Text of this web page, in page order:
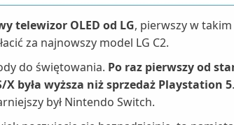
telewizor OLED od LG, pierwszy w
za najnowszy model LG C2.
do świętowania. Po raz pierwszy od
X była wyższa niż sprzedaż Playstation 5
był Nintendo Switch.